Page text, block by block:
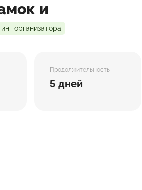
и
организатора
Продолжительность
5 дней